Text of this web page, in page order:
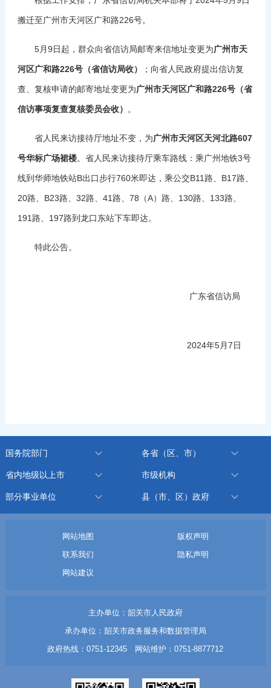
搬迁至广州市天河区广和路226号。
5月9日起，群众向省信访局邮寄来信地址变更为广州市天
河区广和路226号（省信访局收） ；向省人民政府提出信访复
查、复核申请的邮寄地址变更为广州市天河区广和路226号（省
信访事项复查复核委员会收） 。
省人民来访接待厅地址不变，为广州市天河区天河北路607
号华标广场裙楼。省人民来访接待厅乘车路线：乘广州地铁3号
线到华师地铁站B出口步行760米即达，乘公交B11路、B17路、
20路、B23路、32路、41路、78（A）路、130路、133路、
191路、197路到龙口东站下车即达。
特此公告。
广东省信访局
2024年5月7日
国务院部门 各省（区、市）
省内地级以上市 市级机构
部分事业单位 县（市、区）政府
网站地图
版权声明
联系我们
隐私声明
网站建议
主办单位：韶关市人民政府
承办单位：韶关市政务服务和数据管理局
政府热线：0751-12345 网站维护：0751-8877712